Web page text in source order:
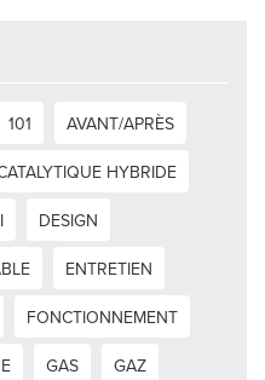
101
AVANT/APRÈS
HYBRIDE
DESIGN
ENTRETIEN
FONCTIONNEMENT
GAS
GAZ